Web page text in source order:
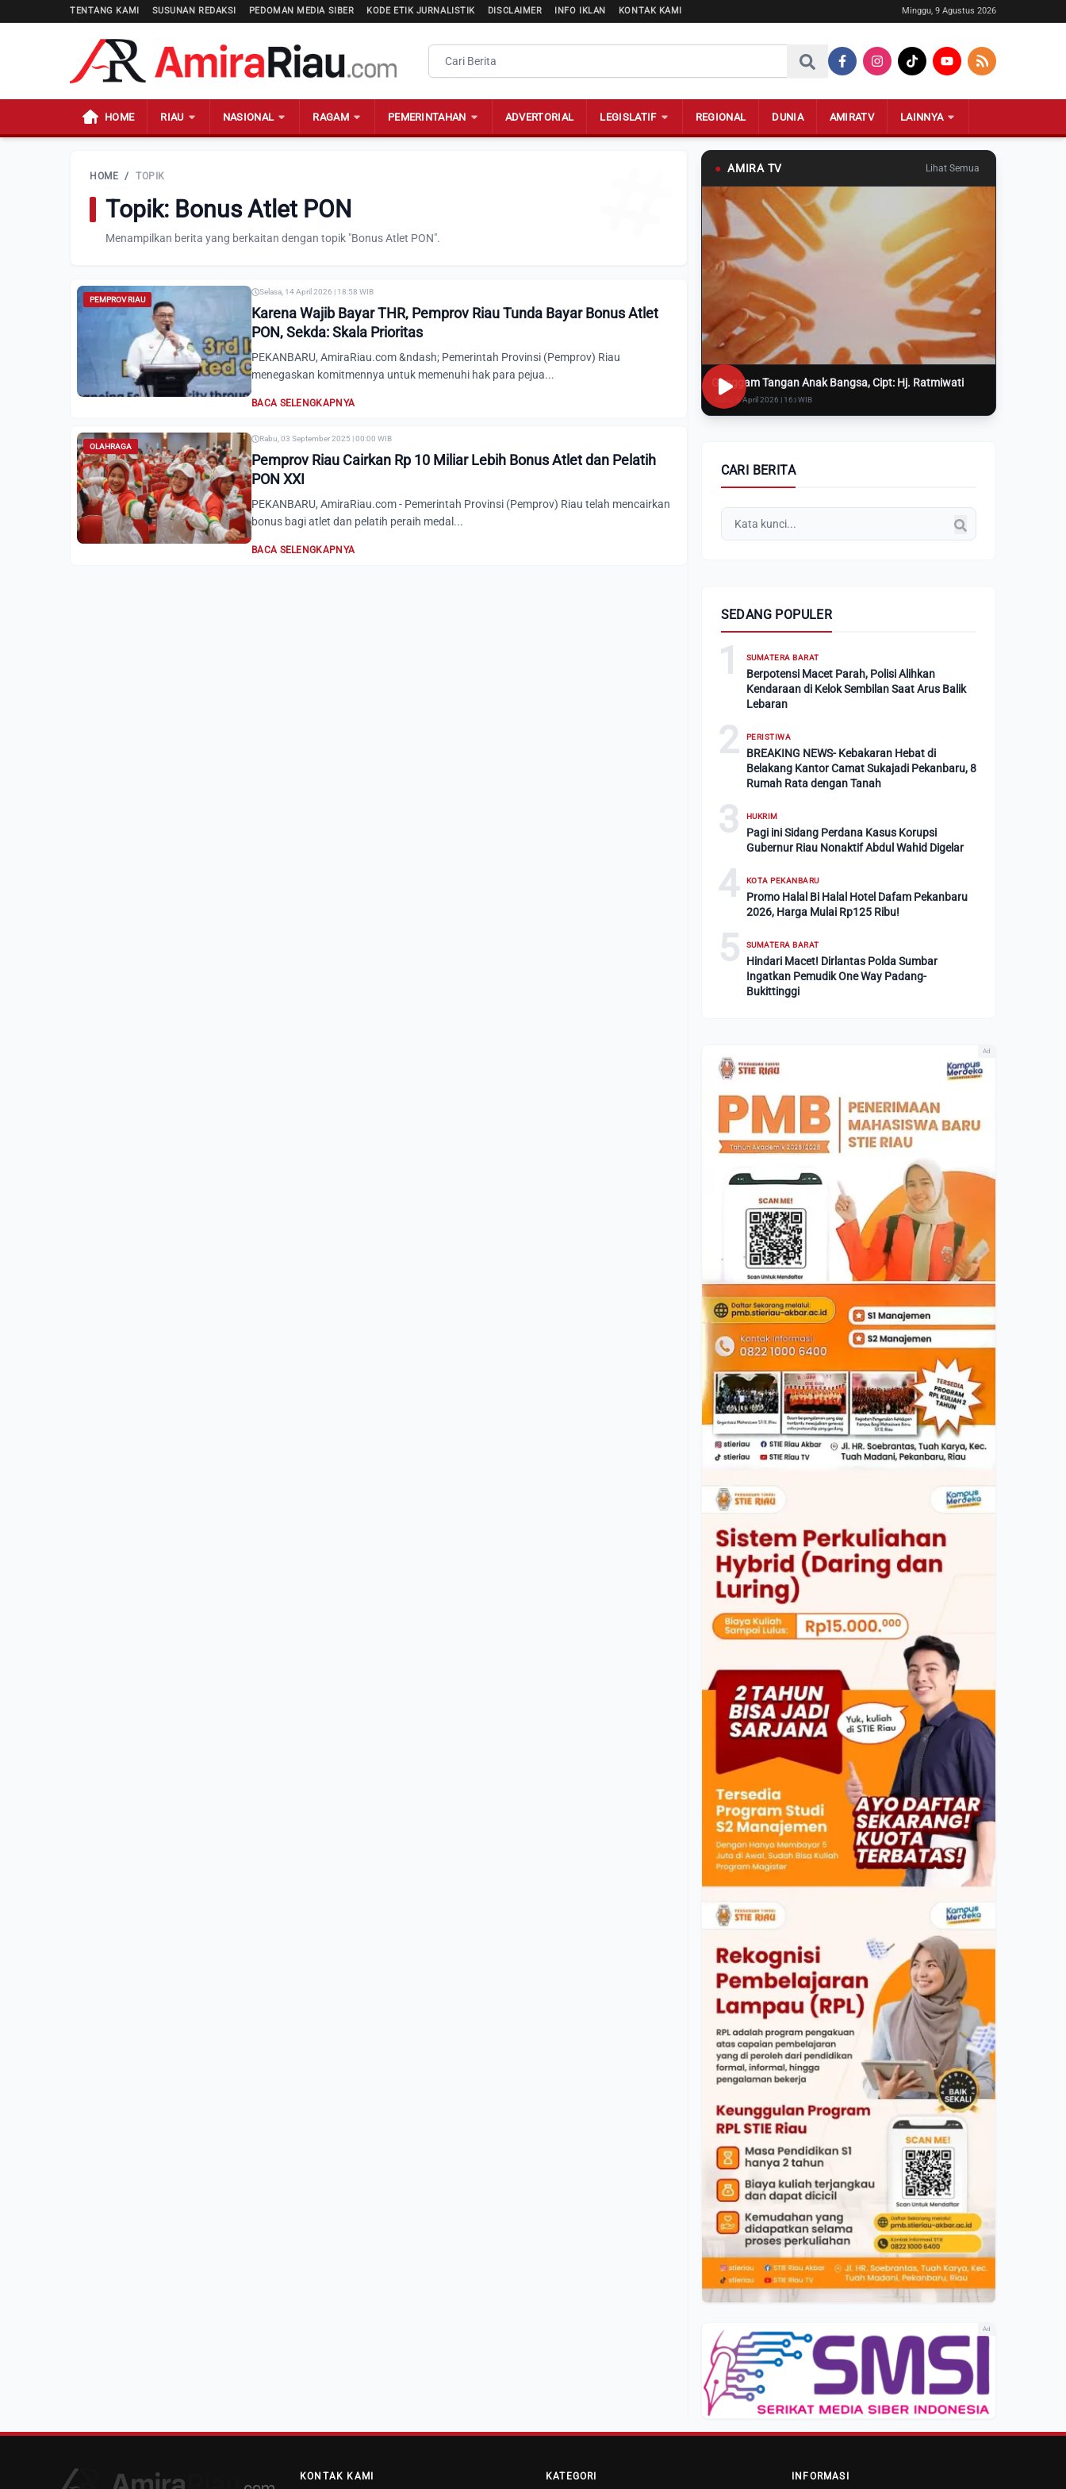
TENTANG KAMI SUSUNAN REDAKSI PEDOMAN MEDIA SIBER KODE ETIK JURNALISTIK DISCLAIMER INFO IKLAN KONTAK KAMI Minggu, 9 Agustus 2026
HOME RIAU NASIONAL RAGAM PEMERINTAHAN ADVERTORIAL LEGISLATIF REGIONAL DUNIA AMIRATV LAINNYA
HOME / TOPIK
Topik: Bonus Atlet PON
Menampilkan berita yang berkaitan dengan topik "Bonus Atlet PON".
PEMPROV RIAU
Selasa, 14 April 2026 | 18:58 WIB
Karena Wajib Bayar THR, Pemprov Riau Tunda Bayar Bonus Atlet
PON, Sekda: Skala Prioritas
PEKANBARU, AmiraRiau.com &ndash; Pemerintah Provinsi (Pemprov) Riau
menegaskan komitmennya untuk memenuhi hak para pejua...
BACA SELENGKAPNYA
OLAHRAGA
Rabu, 03 September 2025 | 00:00 WIB
Pemprov Riau Cairkan Rp 10 Miliar Lebih Bonus Atlet dan Pelatih
PON XXI
PEKANBARU, AmiraRiau.com - Pemerintah Provinsi (Pemprov) Riau telah mencairkan
bonus bagi atlet dan pelatih peraih medal...
BACA SELENGKAPNYA
● AMIRA TV Lihat Semua
Genggam Tangan Anak Bangsa, Cipt: Hj. Ratmiwati
Rabu, 8 April 2026 | 16:i WIB
CARI BERITA
SEDANG POPULER
1 SUMATERA BARAT
Berpotensi Macet Parah, Polisi Alihkan
Kendaraan di Kelok Sembilan Saat Arus Balik
Lebaran
2 PERISTIWA
BREAKING NEWS- Kebakaran Hebat di
Belakang Kantor Camat Sukajadi Pekanbaru, 8
Rumah Rata dengan Tanah
3 HUKRIM
Pagi ini Sidang Perdana Kasus Korupsi
Gubernur Riau Nonaktif Abdul Wahid Digelar
4 KOTA PEKANBARU
Promo Halal Bi Halal Hotel Dafam Pekanbaru
2026, Harga Mulai Rp125 Ribu!
5 SUMATERA BARAT
Hindari Macet! Dirlantas Polda Sumbar
Ingatkan Pemudik One Way Padang-
Bukittinggi
Ad
Ad
KONTAK KAMI KATEGORI INFORMASI